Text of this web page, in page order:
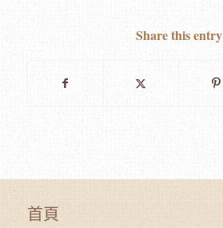
Share this entry
首頁